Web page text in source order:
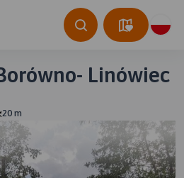
Linówiec
20 m